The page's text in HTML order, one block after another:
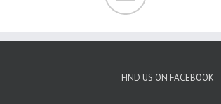
FIND US ON FACEBOOK